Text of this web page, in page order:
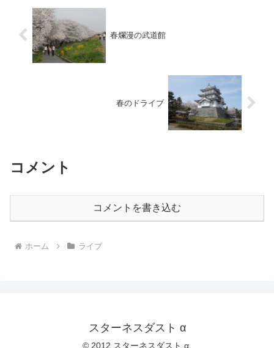
春爛漫の武道館
春のドライブ
コメント
コメントを書き込む
ホーム ライブ
スターネスダスト α
© 2012 スターネスダスト α.